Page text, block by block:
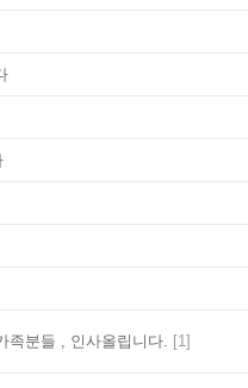
족분들 , 인사올립니다. [1]